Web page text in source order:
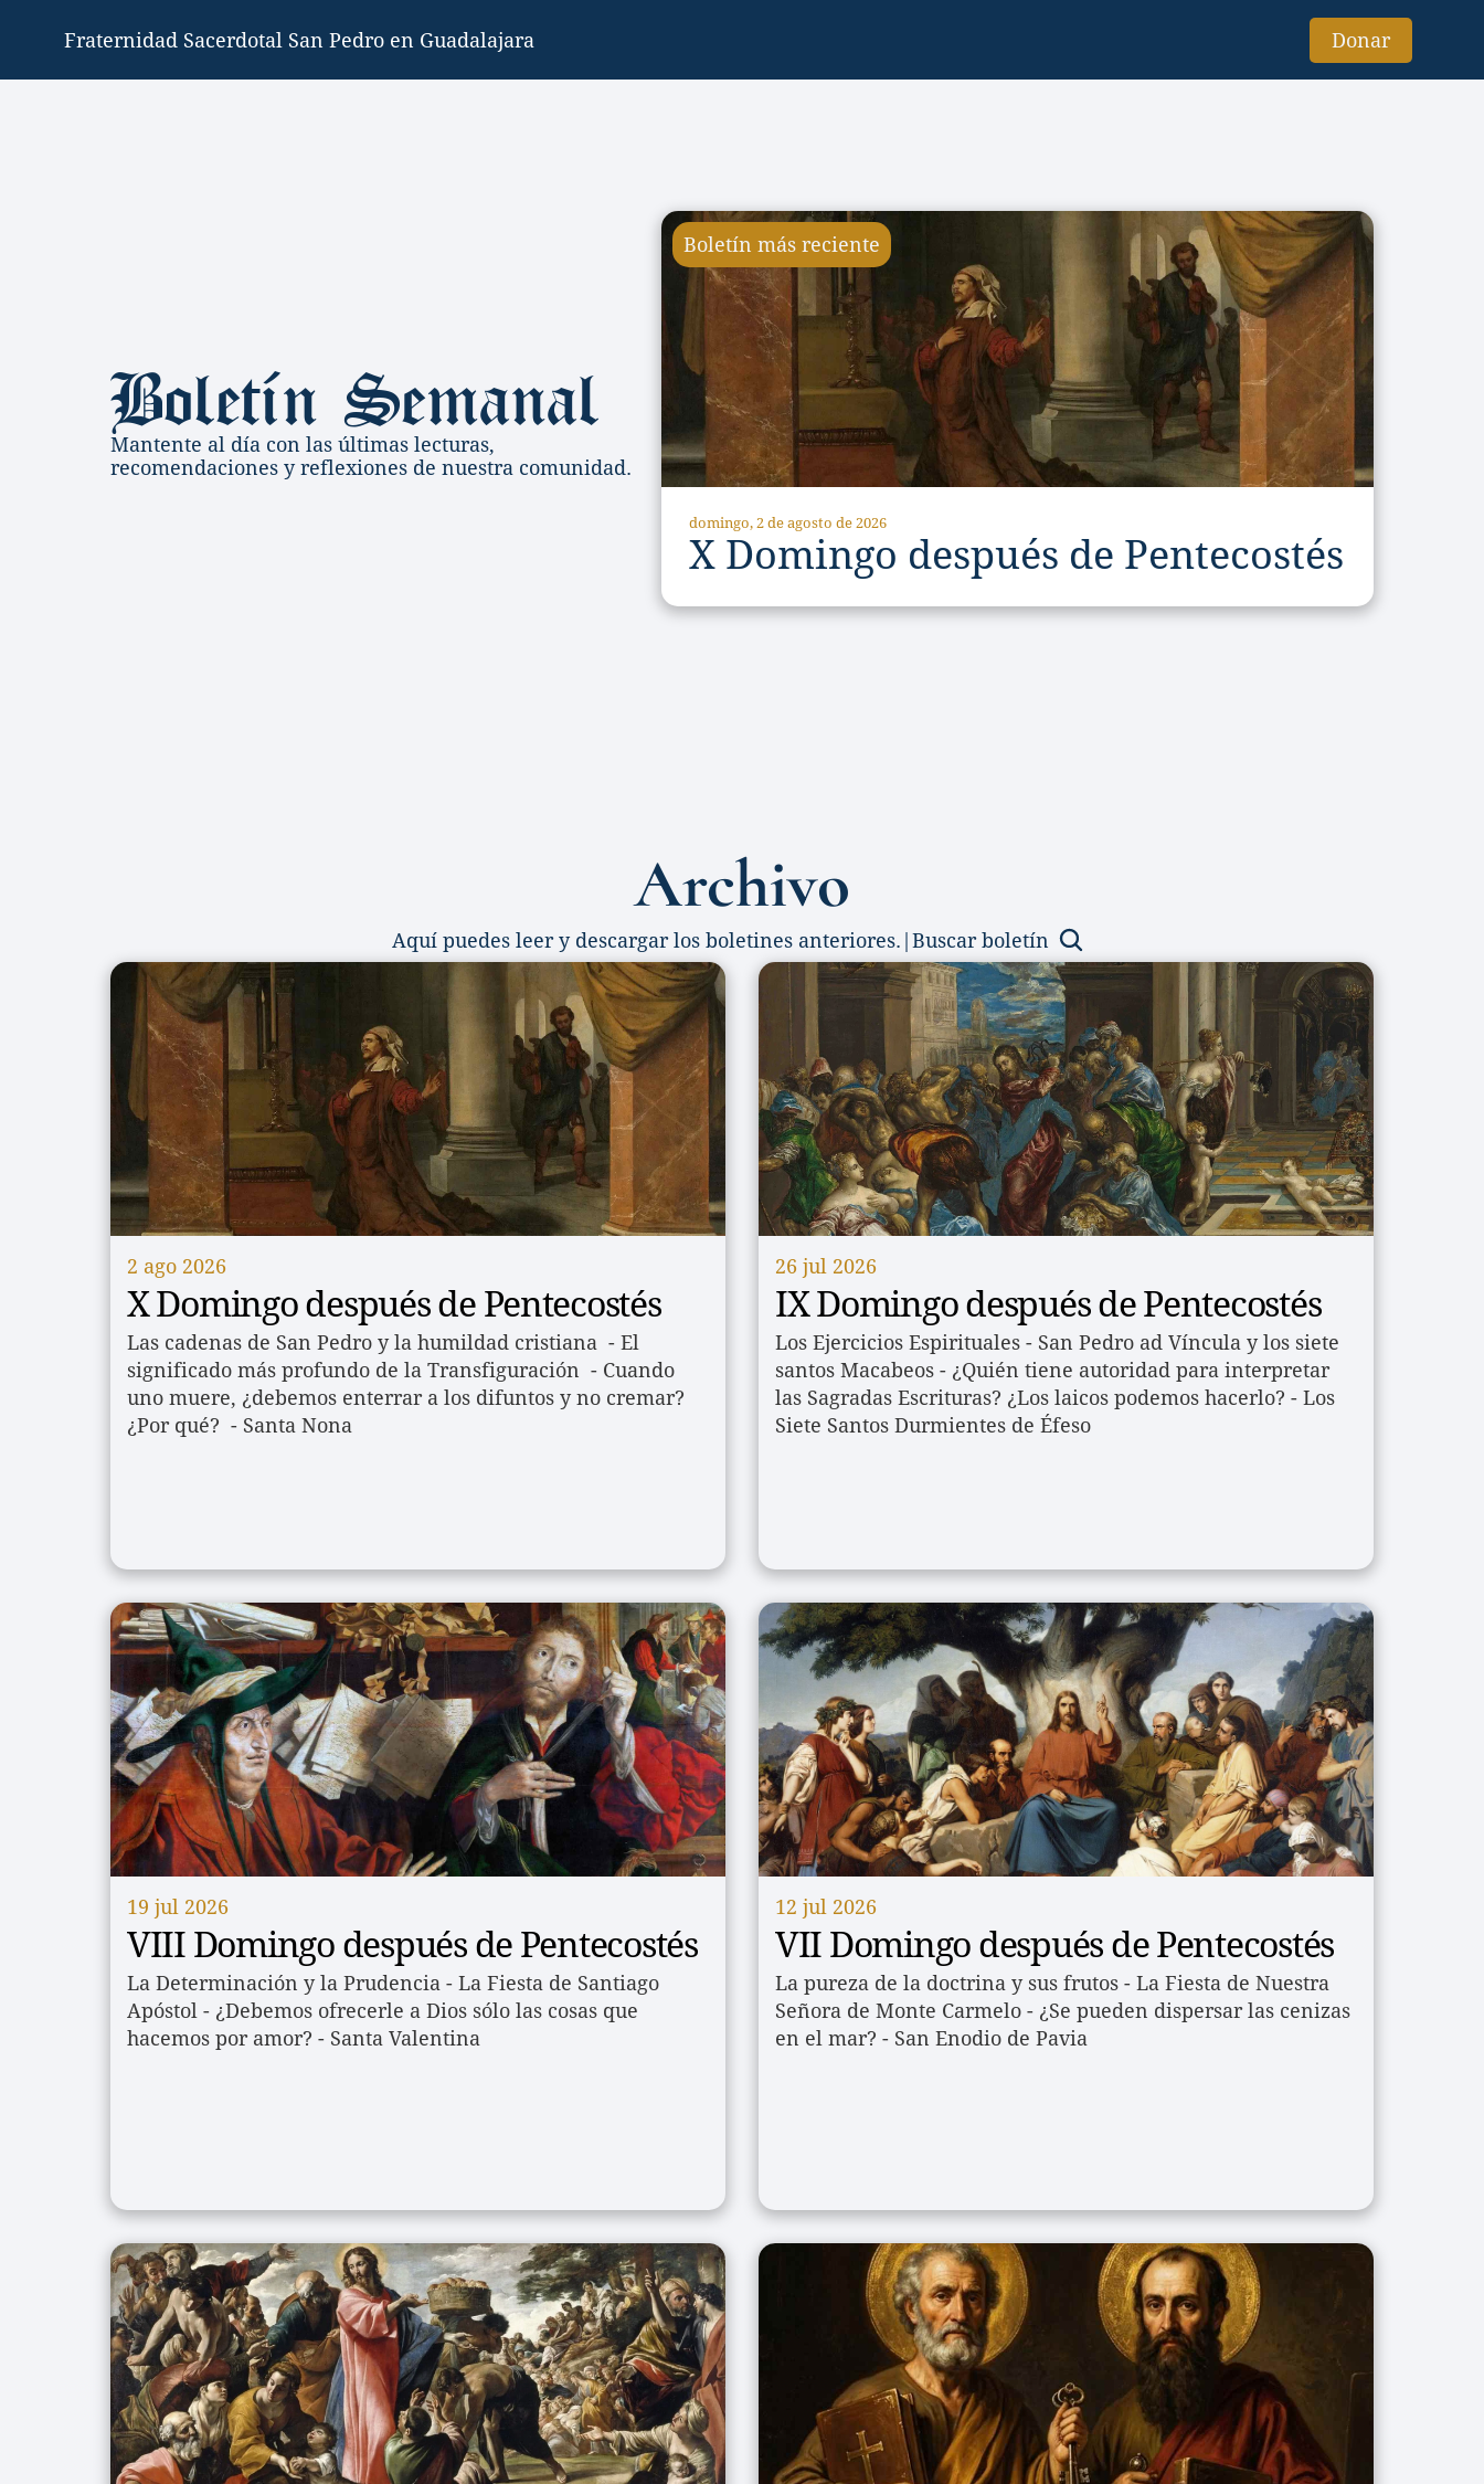
Fraternidad Sacerdotal San Pedro en Guadalajara Donar
Boletín Semanal
Mantente al día con las últimas lecturas,
recomendaciones y reflexiones de nuestra comunidad.
Boletín más reciente
domingo, 2 de agosto de 2026
X Domingo después de Pentecostés
Archivo
Aquí puedes leer y descargar los boletines anteriores. |Buscar boletín
2 ago 2026
X Domingo después de Pentecostés
Las cadenas de San Pedro y la humildad cristiana  - El
significado más profundo de la Transfiguración  - Cuando
uno muere, ¿debemos enterrar a los difuntos y no cremar?
¿Por qué?  - Santa Nona
26 jul 2026
IX Domingo después de Pentecostés
Los Ejercicios Espirituales - San Pedro ad Víncula y los siete
santos Macabeos - ¿Quién tiene autoridad para interpretar
las Sagradas Escrituras? ¿Los laicos podemos hacerlo? - Los
Siete Santos Durmientes de Éfeso
19 jul 2026
VIII Domingo después de Pentecostés
La Determinación y la Prudencia - La Fiesta de Santiago
Apóstol - ¿Debemos ofrecerle a Dios sólo las cosas que
hacemos por amor? - Santa Valentina
12 jul 2026
VII Domingo después de Pentecostés
La pureza de la doctrina y sus frutos - La Fiesta de Nuestra
Señora de Monte Carmelo - ¿Se pueden dispersar las cenizas
en el mar? - San Enodio de Pavia